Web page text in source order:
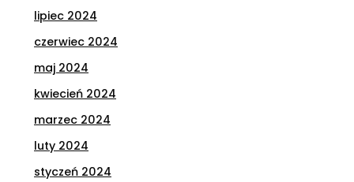
lipiec 2024
czerwiec 2024
maj 2024
kwiecień 2024
marzec 2024
luty 2024
styczeń 2024